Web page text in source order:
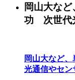
岡山大な
功 次世代
岡山大など
光通信やセン